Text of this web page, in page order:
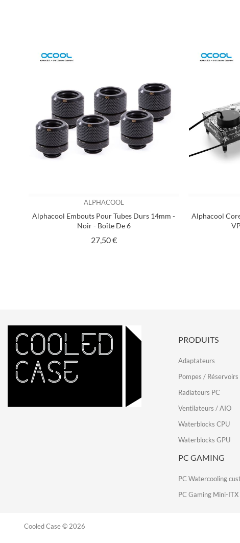
ALPHACOOL
Alphacool Embouts Pour Tubes Durs 14mm -
Noir - Boîte De 6
27,50 €Prix
Alphacool
PRODUITS
Adaptateurs
Pompes / Réservoirs
Radiateurs PC
Ventilateurs / AIO
Waterblocks CPU
Waterblocks GPU
PC GAMING
PC Watercooling
PC Gaming Mini-ITX
Cooled Case © 2026